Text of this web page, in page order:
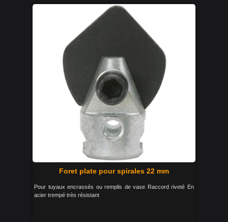
Foret plate pour spirales 22 mm
Pour tuyaux encrassés ou remplis de vase Raccord riveté En
acier trempé très résistant